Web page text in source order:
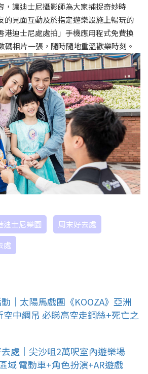
，讓迪士尼攝影師為大家捕捉奇妙時
的見面互動及於指定遊樂設施上暢玩的
港迪士尼處處拍」手機應用程式免費換
碼相片一張，隨時隨地重溫歡樂時刻。
迪士尼樂園
周末好去處
處
｜太陽馬戲團《KOOZA》亞洲
中綢吊 必睇高空走鋼絲+死亡之
處｜尖沙咀2萬呎室內遊樂場
域 電動車+角色扮演+AR遊戲